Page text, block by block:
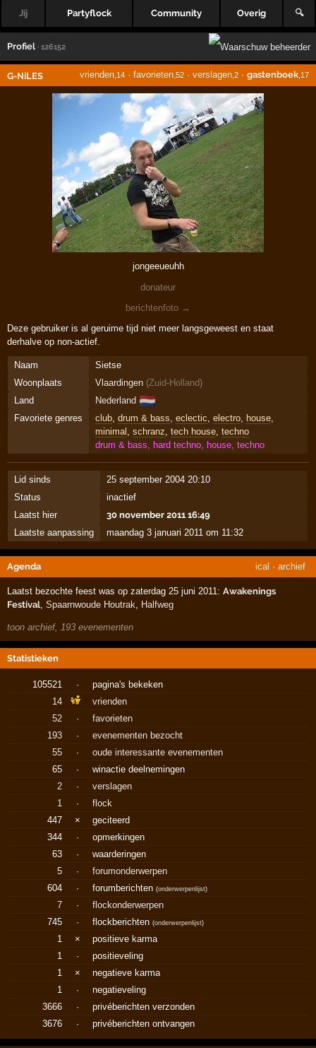
Jij Partyflock Community Overig 🔍
Profiel · 126152
G-NiLES vrienden,14· favorieten,52· verslagen,2· gastenboek,17
jongeeueuhh
donateur
berichtenfoto →
Deze gebruiker is al geruime tijd niet meer langsgeweest en staat
derhalve op non-actief.
Naam
Sietse
Woonplaats
Vlaardingen (Zuid-Holland)
Land
Nederland 🇳🇱
Favoriete genres club, drum & bass, eclectic, electro, house,
minimal , schranz, tech house, techno
drum & bass, hard techno, house, techno
Lid sinds
25 september 2004 20:10
Status
inactief
Laatst hier
30 november 2011 16:49
Laatste aanpassing
maandag 3 januari 2011 om 11:32
Agenda ical · archief
Laatst bezochte feest was op zaterdag 25 juni 2011:Awakenings
Festival ,Spaarnwoude Houtrak Halfweg
toon archief, 193 evenementen
Statistieken
105521 ·
pagina's bekeken
14
vrienden
52
·
favorieten
193
·
evenementen bezocht
55
·
oude interessante evenementen
65
·
winactie deelnemingen
2
·
verslagen
1
·
flock
447
×
geciteerd
344
·
opmerkingen
63
·
waarderingen
5
·
forumonderwerpen
604
· forumberichten(onderwerpenlijst)
7 ·
flockonderwerpen
745
· flockberichten(onderwerpenlijst)
1 ×
positieve karma
1
·
positieveling
1
×
negatieve karma
1
·
negatieveling
3666
·
privéberichten verzonden
3676
· privéberichten ontvangen